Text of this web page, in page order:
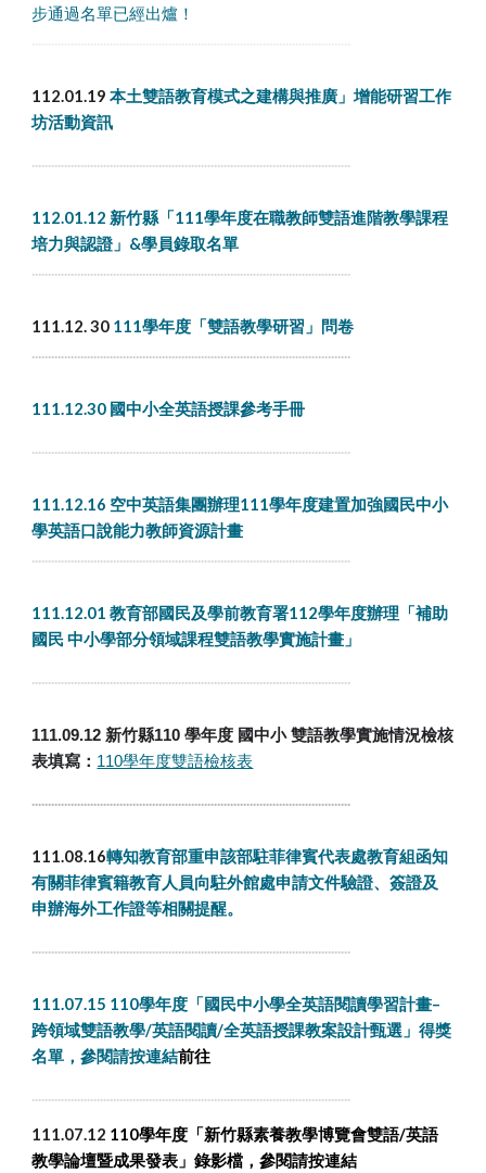
步通過名單已經出爐！
112.01.19本土雙語教育模式之建構與推廣」增能研習工作
坊活動資訊
..................................................................................................
112.01.12 新竹縣「111學年度在職教師雙語進階教學課程
培力與認證」&學員錄取名單
..................................................................................................
111.12. 30 111學年度「雙語教學研習」問卷
..................................................................................................
111.12.30 國中小全英語授課參考手冊
..................................................................................................
111.12.16 空中英語集團辦理111學年度建置加強國民中小
學英語口說能力教師資源計畫
..................................................................................................
111.12.01 教育部國民及學前教育署112學年度辦理「補助
國民 中小學部分領域課程雙語教學實施計畫」
..................................................................................................
111.09.12 新竹縣110 學年度 國中小 雙語教學實施情況檢核
表填寫： 110學年度雙語檢核表
..................................................................................................
111.08.16轉知教育部重申該部駐菲律賓代表處教育組函知
有關菲律賓籍教育人員向駐外館處申請文件驗證、簽證及
申辦海外工作證等相關提醒。
..................................................................................................
111.07.15 110學年度「國民中小學全英語閱讀學習計畫–
跨領域雙語教學/英語閱讀/全英語授課教案設計甄選」得獎
名單，參閱請按連結前往
..................................................................................................
111.07.12 110學年度「新竹縣素養教學博覽會雙語/英語
教學論壇暨成果發表」錄影檔，參閱請按連結